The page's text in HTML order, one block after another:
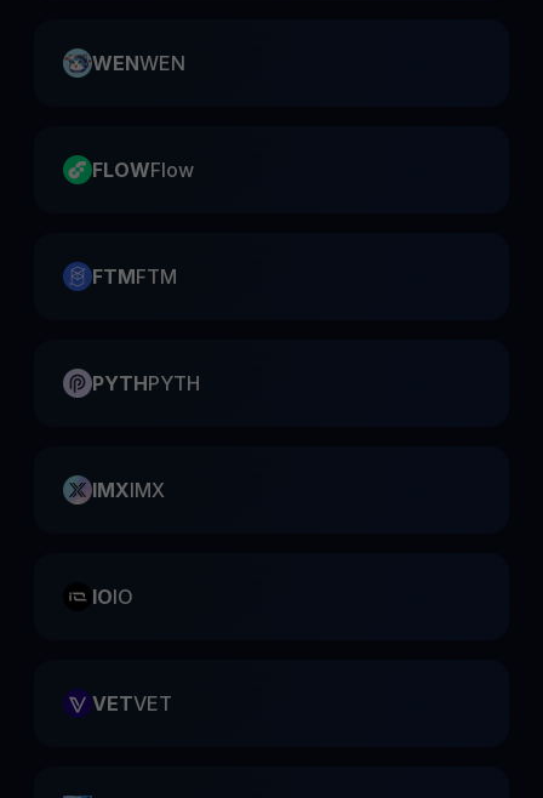
WENWEN
FLOWFlow
FTMFTM
PYTHPYTH
IMXIMX
IOIO
VETVET